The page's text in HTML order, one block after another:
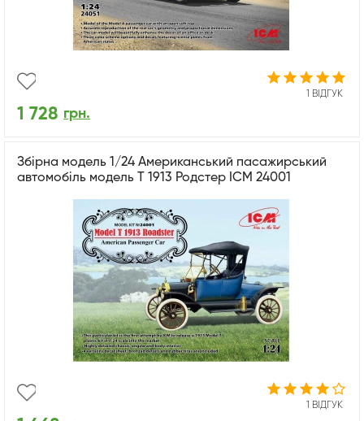
1 ВІДГУК
1 728 грн.
Збірна модель 1/24 Американський пасажирський
автомобіль модель T 1913 Родстер ICM 24001
1 ВІДГУК